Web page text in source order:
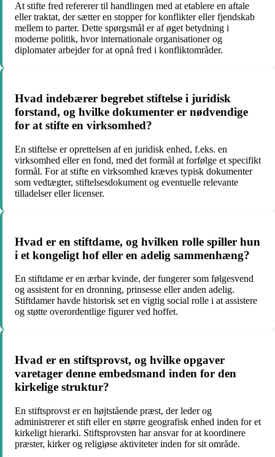
At stifte fred refererer til handlingen med at etablere en aftale
eller traktat, der sætter en stopper for konflikter eller fjendskab
mellem to parter. Dette spørgsmål er af øget betydning i
moderne politik, hvor internationale organisationer og
diplomater arbejder for at opnå fred i konfliktområder.
Hvad indebærer begrebet stiftelse i juridisk
forstand, og hvilke dokumenter er nødvendige
for at stifte en virksomhed?
En stiftelse er oprettelsen af en juridisk enhed, f.eks. en
virksomhed eller en fond, med det formål at forfølge et specifikt
formål. For at stifte en virksomhed kræves typisk dokumenter
som vedtægter, stiftelsesdokument og eventuelle relevante
tilladelser eller licenser.
Hvad er en stiftdame, og hvilken rolle spiller hun
i et kongeligt hof eller en adelig sammenhæng?
En stiftdame er en ærbar kvinde, der fungerer som følgesvend
og assistent for en dronning, prinsesse eller anden adelig.
Stiftdamer havde historisk set en vigtig social rolle i at assistere
og støtte overordentlige figurer ved hoffet.
Hvad er en stiftsprovst, og hvilke opgaver
varetager denne embedsmand inden for den
kirkelige struktur?
En stiftsprovst er en højtstående præst, der leder og
administrerer et stift eller en større geografisk enhed inden for et
kirkeligt hierarki. Stiftsprovsten har ansvar for at koordinere
præster, kirker og religiøse aktiviteter inden for sit område.